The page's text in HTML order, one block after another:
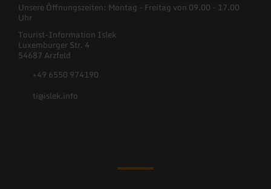
Unsere Öffnungszeiten: Montag - Freitag von 09.00 - 17.00
Uhr
Tourist-Information Islek
Luxemburger Str. 4
54687 Arzfeld
+49 6550 974190
ti@islek.info